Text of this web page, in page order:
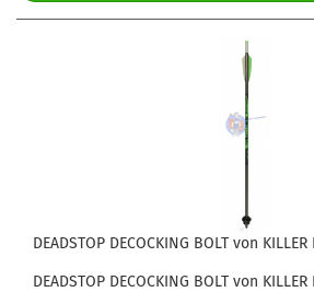
DEAD­STOP DE­CO­CKING BOLT von KIL­LER
DEAD­STOP DE­CO­CKING BOLT von KIL­LER